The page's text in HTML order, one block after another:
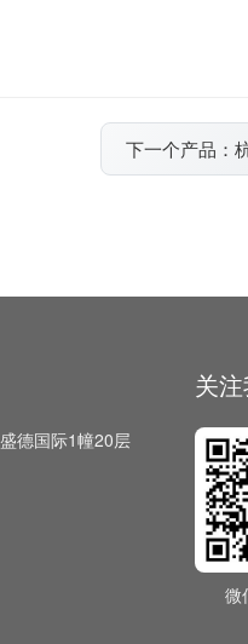
下一个产品：
德国际1幢20层
关
微